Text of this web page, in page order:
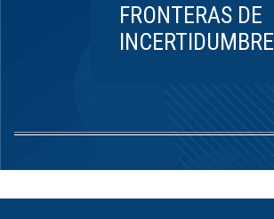
FRONTERAS DE
INCERTIDUMBRE
1
8